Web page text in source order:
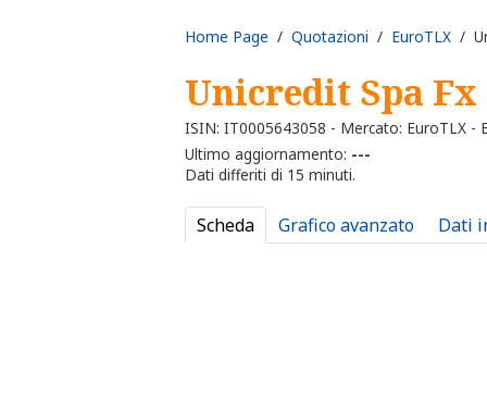
Home Page / Quotazioni / EuroTLX /
Unicredit Spa Fx
ISIN: IT0005643058 - Mercato: EuroTLX -
Ultimo aggiornamento: ---
Dati differiti di 15 minuti.
Scheda Grafico avanzato Dati